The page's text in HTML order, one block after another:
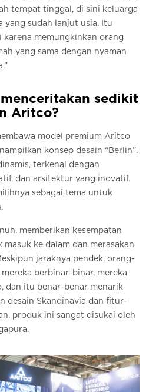
tempat tinggal, di sini keluarga
yang sudah lanjut usia. Itu
memungkinkan orang
yang sama dengan nyaman
sedikit
Aritco?
model premium Aritco
konsep desain “Berlin”.
terkenal dengan
dan arsitektur yang inovatif.
sebagai tema untuk
memberikan kesempatan
ke dalam dan merasakan
jaraknya pendek, orang-
berbinar-binar, mereka
dan itu benar-benar menarik
desain Skandinavia dan fitur-
produk ini sangat disukai oleh